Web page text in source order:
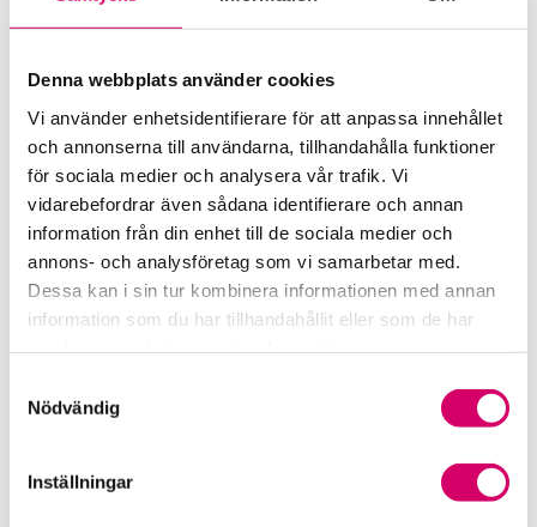
Denna webbplats använder cookies
Vi använder enhetsidentifierare för att anpassa innehållet
och annonserna till användarna, tillhandahålla funktioner
för sociala medier och analysera vår trafik. Vi
vidarebefordrar även sådana identifierare och annan
information från din enhet till de sociala medier och
annons- och analysföretag som vi samarbetar med.
Dessa kan i sin tur kombinera informationen med annan
information som du har tillhandahållit eller som de har
Nödvändig
Inställningar
Remisser
Samverkan med myndigheter och organisationer
Srf Fokusrapport 2024 – insikter för hållbart
företagande
Våra nyhetskanaler
Tidningen Konsulten
Öppet brev till Myndigheten för yrkeshögskolan